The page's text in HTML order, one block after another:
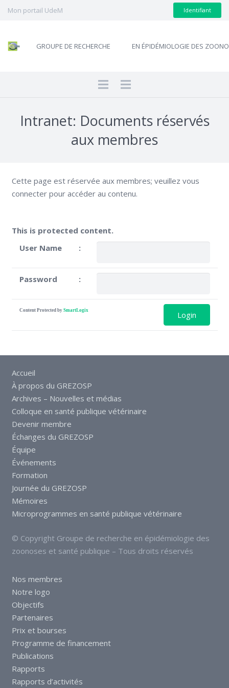
Mon portail UdeM Identifiant
GROUPE DE RECHERCHE EN ÉPIDÉMIOLOGIE DES
Intranet: Documents réservés
aux membres
Cette page est réservée aux membres; veuillez vous
connecter pour accéder au contenu.
This is protected content.
User Name
:
Password :
Content Protected by SmartLogix
Accueil
À propos du GREZOSP
Archives – Nouvelles et médias
Colloque en santé publique vétérinaire
Devenir membre
Échanges du GREZOSP
Équipe
Événements
Formation
Journée du GREZOSP
Mémoires
Microprogrammes en santé publique vétérinaire
© Copyright Groupe de recherche en épidémiologie des
zoonoses et santé publique – Tous droits réservés
Nos membres
Notre logo
Objectifs
Partenaires
Prix et bourses
Programme de financement
Publications
Rapports
Rapports d’activités